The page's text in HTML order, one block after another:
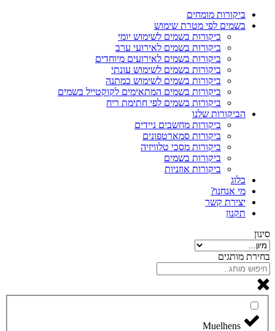
ביקורות מומחים
בשמים לפי מטרת שימוש
ביקורות בשמים לשימוש יומי
ביקורות בשמים לאירועי ערב
ביקורות בשמים לאירועים מיוחדים
ביקורות בשמים לשימוש עונתי
ביקורות בשמים לשימוש כמתנה
ביקורות בשמים המתאימים לקוקטייל בשמים
ביקורות בשמים לפי חתימת ריח
הביקורות שלנו
ביקורות מחשבים ניידים
ביקורות סמארטפונים
ביקורות מסכי טלוויזיה
ביקורות בשמים
ביקורות אוזניות
בלוג
מי אנחנו?
יצירת קשר
תקנון
סינון
בחירת מותגים